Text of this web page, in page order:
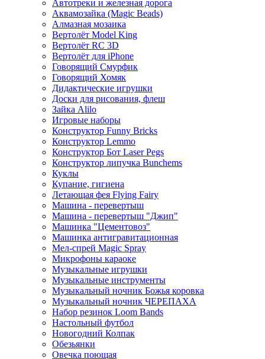
Автотреки и железная дорога
Аквамозайка (Magic Beads)
Алмазная мозаика
Вертолёт Model King
Вертолёт RC 3D
Вертолёт для iPhone
Говорящий Смурфик
Говорящий Хомяк
Дидактические игрушки
Доски для рисования, флеш
Зайка Alilo
Игровые наборы
Конструктор Funny Bricks
Конструктор Lemmo
Конструктор Бот Laser Pegs
Конструктор липучка Bunchems
Куклы
Купание, гигиена
Летающая фея Flying Fairy
Машина - перевертыш
Машина - перевертыш "Джип"
Машинка "Цементовоз"
Машинка антигравитационная
Мел-спрей Magic Spray
Микрофоны караоке
Музыкальные игрушки
Музыкальные инструменты
Музыкальный ночник Божья коровка
Музыкальный ночник ЧЕРЕПАХА
Набор резинок Loom Bands
Настольный футбол
Новогодний Колпак
Обезьянки
Овечка поющая